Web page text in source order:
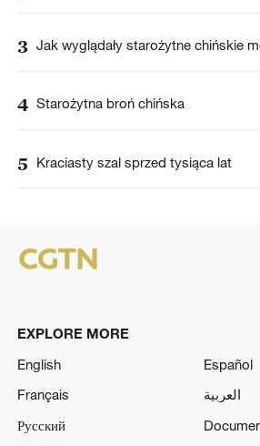
3 Jak wyglądały starożytne chińskie
4 Starożytna broń chińska
5 Kraciasty szal sprzed tysiąca lat
EXPLORE MORE
English
Español
Français
العربية
Русский